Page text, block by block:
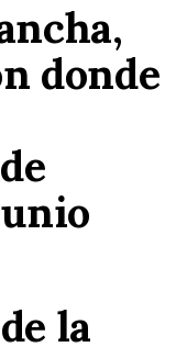
donde
la